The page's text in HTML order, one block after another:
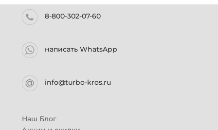
8-800-302-07-60
написать WhatsApp
info@turbo-kros.ru
Наш Блог